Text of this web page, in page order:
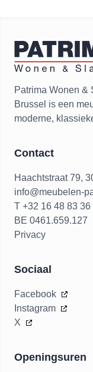
Patrima Wonen &
Brussel is een
moderne,
Contact
Haachtstraat 79,
info@meubelen-
T +32 16 48 83 36
BE 0461.659.127
Privacy
Sociaal
Facebook
Instagram
X
Openingsuren